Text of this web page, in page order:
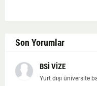
Son Yorumlar
BSİ VİZE
Yurt dışı üniversite